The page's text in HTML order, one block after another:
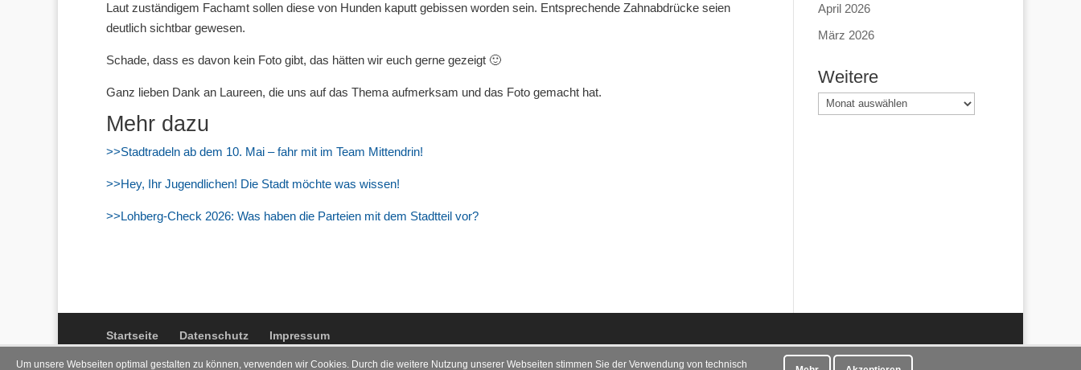
Laut zuständigem Fachamt sollen diese von Hunden kaputt gebissen worden sein. Entsprechende Zahnabdrücke seien
deutlich sichtbar gewesen.
Schade, dass es davon kein Foto gibt, das hätten wir euch gerne gezeigt 🙂
Ganz lieben Dank an Laureen, die uns auf das Thema aufmerksam und das Foto gemacht hat.
Mehr dazu
>>Stadtradeln ab dem 10. Mai – fahr mit im Team Mittendrin!
>>Hey, Ihr Jugendlichen! Die Stadt möchte was wissen!
>>Lohberg-Check 2026: Was haben die Parteien mit dem Stadtteil vor?
April 2026
März 2026
Weitere
Weitere
Startseite Datenschutz Impressum
Um unsere Webseiten optimal gestalten zu können, verwenden wir Cookies. Durch die weitere Nutzung unserer Webseiten stimmen Sie der Verwendung von technisch